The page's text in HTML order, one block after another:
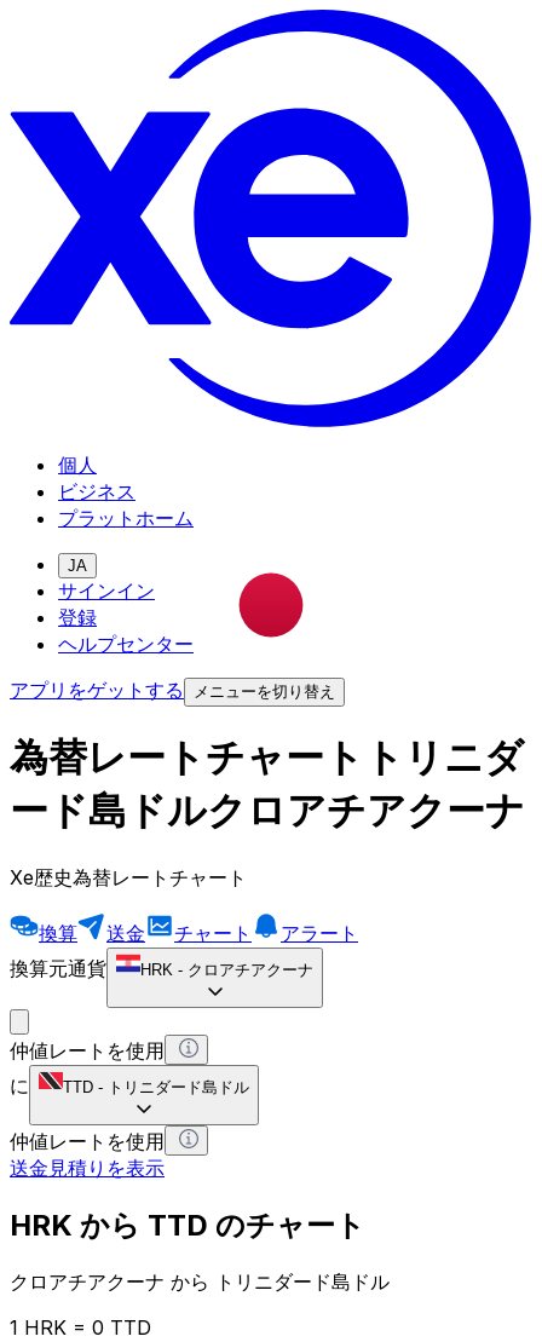
個人
ビジネス
プラットホーム
JA
サインイン
登録
ヘルプセンター
アプリをゲットする
メニューを切り替え
為替レートチャートトリニダ
ード島ドルクロアチアクーナ
Xe歴史為替レートチャート
換算 送金 チャート
アラート
換算元通貨
HRK - クロアチアクーナ
仲値レートを使用
に
TTD - トリニダード島ドル
仲値レートを使用
送金見積りを表示
HRK から TTD のチャート
クロアチアクーナ から トリニダード島ドル
1 HRK = 0 TTD